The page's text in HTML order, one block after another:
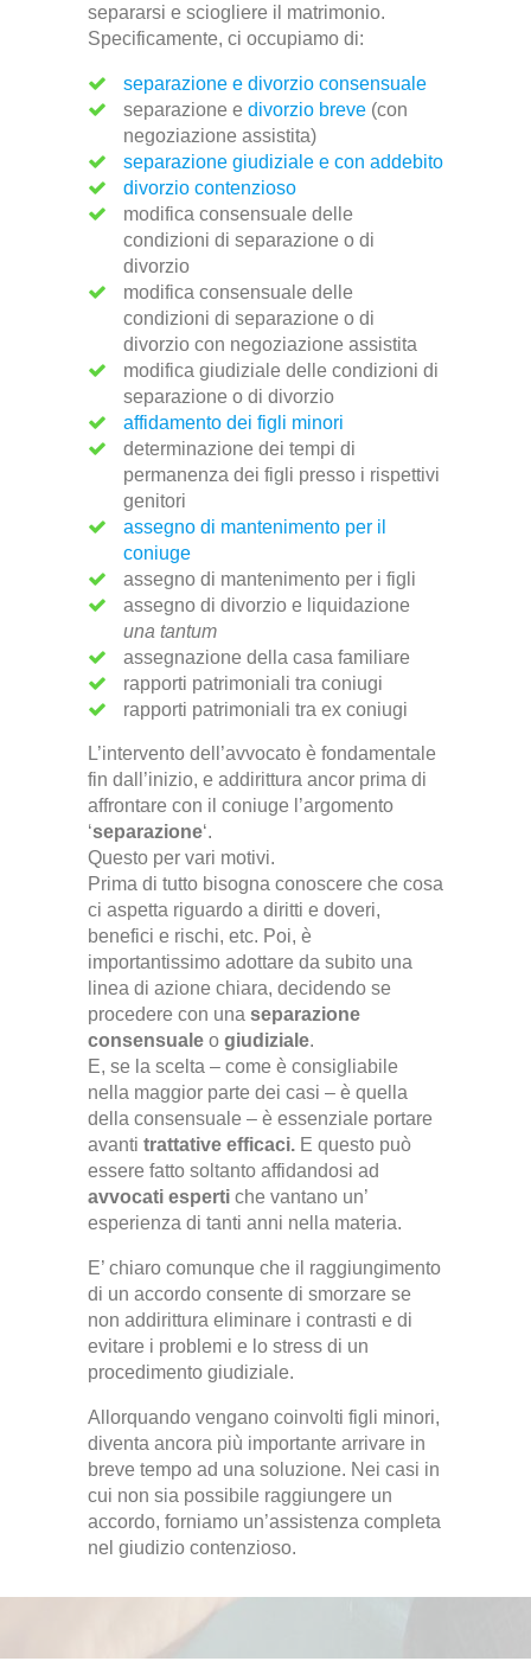
separarsi e sciogliere il matrimonio.
Specificamente, ci occupiamo di:
separazione e divorzio consensuale
separazione e divorzio breve (con
negoziazione assistita)
separazione giudiziale e con addebito
divorzio contenzioso
modifica consensuale delle
condizioni di separazione o di
divorzio
modifica consensuale delle
condizioni di separazione o di
divorzio con negoziazione assistita
modifica giudiziale delle condizioni di
separazione o di divorzio
affidamento dei figli minori
determinazione dei tempi di
permanenza dei figli presso i rispettivi
genitori
assegno di mantenimento per il
coniuge
assegno di mantenimento per i figli
assegno di divorzio e liquidazione
una tantum
assegnazione della casa familiare
rapporti patrimoniali tra coniugi
rapporti patrimoniali tra ex coniugi
L’intervento dell’avvocato è fondamentale
fin dall’inizio, e addirittura ancor prima di
affrontare con il coniuge l’argomento
‘separazione‘.
Questo per vari motivi.
Prima di tutto bisogna conoscere che cosa
ci aspetta riguardo a diritti e doveri,
benefici e rischi, etc. Poi, è
importantissimo adottare da subito una
linea di azione chiara, decidendo se
procedere con una separazione
consensuale o giudiziale.
E, se la scelta – come è consigliabile
nella maggior parte dei casi – è quella
della consensuale – è essenziale portare
avanti trattative efficaci. E questo può
essere fatto soltanto affidandosi ad
avvocati esperti che vantano un’
esperienza di tanti anni nella materia.
E’ chiaro comunque che il raggiungimento
di un accordo consente di smorzare se
non addirittura eliminare i contrasti e di
evitare i problemi e lo stress di un
procedimento giudiziale.
Allorquando vengano coinvolti figli minori,
diventa ancora più importante arrivare in
breve tempo ad una soluzione. Nei casi in
cui non sia possibile raggiungere un
accordo, forniamo un’assistenza completa
nel giudizio contenzioso.